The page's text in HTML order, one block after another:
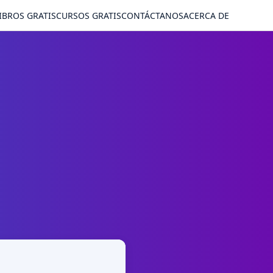
GRATISCURSOS GRATISCONTÁCTANOSACERCA DE